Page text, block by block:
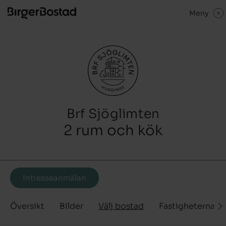
Meny
Brf Sjöglimten
2 rum och kök
Intresseanmälan
Översikt Bilder Välj bostad Fastigheterna